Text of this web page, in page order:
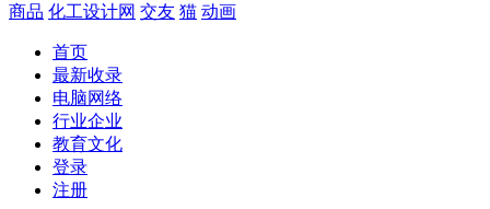
商品 化工设计网 交友 猫 动画
首页
最新收录
电脑网络
行业企业
教育文化
登录
注册